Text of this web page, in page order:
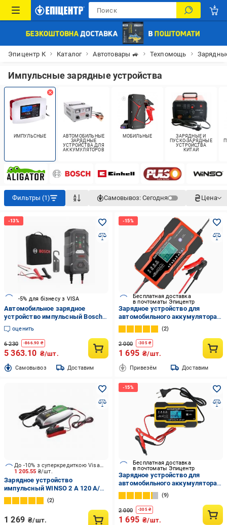
Эпицентр К Каталог Автотовары 🚙 Техпомощь
Импульсные зарядные устройства
ИМПУЛЬСНЫЕ
АВТОМОБИЛЬНЫЕ
ЗАРЯДНЫЕ
УСТРОЙСТВА ДЛЯ
АККУМУЛЯТОРОВ
МОБИЛЬНЫЕ
ЗАРЯДНЫЕ И
ПУСКО-ЗАРЯДНЫЕ
УСТРОЙСТВА
КИТАЙ
Фильтры (1) Самовывоз: Сегодня Цена
-5% для бізнесу з VISA
Автомобильное зарядное
устройство импульсный Bosch
C70 10 А 300 А/год (0189911070)
оценить
6 230 -866.90 ₴
5 363.10 ₴/шт.
Cамовывоз Доставим
Бесплатная доставка
в почтоматы Эпицентр
Зарядное устройство для
автомобильного аккумулятора
12V 10 A 24 V 5 A
автоматическое импульсное с
функцией ремонта Красный
(15268426)
2
2 000 -305₴
1 695 ₴/шт.
Привезём Доставим
1 205.55 ₴/шт.
До -10% з суперкредиткою Visa Вигода
Зарядное устройство
импульсный WINSO 2 А 120 А/
год (139700)
2
1 269 ₴/шт.
Бесплатная доставка
в почтоматы Эпицентр
Зарядное устройство для
автомобильного аккумулятора
12V 10 A 24 V 5 A
автоматическое импульсное с
функцией ремонта Желтый
(12663875)
9
2 000 -305₴
1 695 ₴/шт.